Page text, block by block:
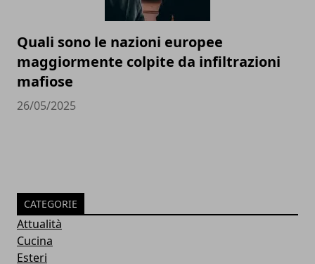
Quali sono le nazioni europee
maggiormente colpite da infiltrazioni
mafiose
26/05/2025
CATEGORIE
Attualità
Cucina
Esteri